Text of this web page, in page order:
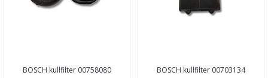
BOSCH kullfilter 00758080
BOSCH kullfilter 00703134